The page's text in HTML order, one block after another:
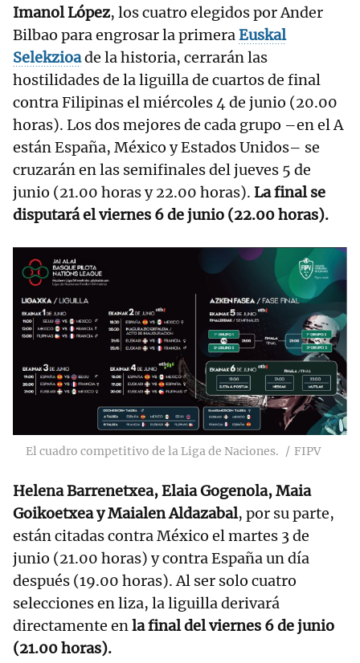
Imanol López, los cuatro elegidos por Ander
Bilbao para engrosar la primera Euskal
Selekzioade la historia, cerrarán las
hostilidades de la liguilla de cuartos de final
contra Filipinas el miércoles 4 de junio (20.00
horas). Los dos mejores de cada grupo –en el A
están España, México y Estados Unidos– se
cruzarán en las semifinales del jueves 5 de
junio (21.00 horas y 22.00 horas). La final se
disputará el viernes 6 de junio (22.00 horas).
El cuadro competitivo de la Liga de Naciones. FIPV
Helena Barrenetxea, Elaia Gogenola, Maia
Goikoetxea y Maialen Aldazabal, por su parte,
están citadas contra México el martes 3 de
junio (21.00 horas) y contra España un día
después (19.00 horas). Al ser solo cuatro
selecciones en liza, la liguilla derivará
directamente en la final del viernes 6 de junio
(21.00 horas).